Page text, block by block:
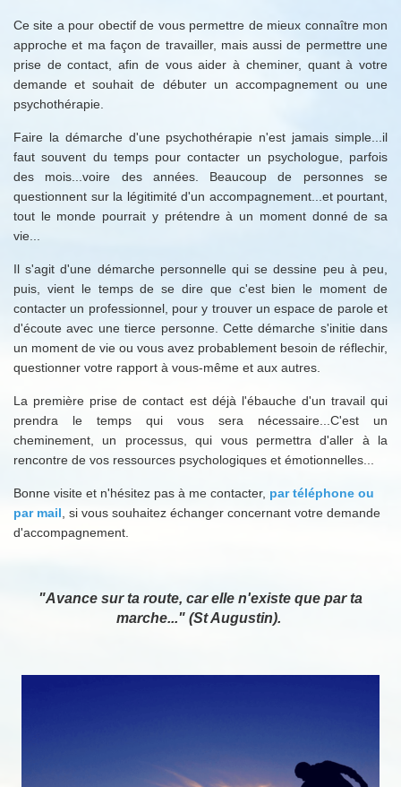
Ce site a pour obectif de vous permettre de mieux connaître mon
approche et ma façon de travailler, mais aussi de permettre une
prise de contact, afin de vous aider à cheminer, quant à votre
demande et souhait de débuter un accompagnement ou une
psychothérapie.
Faire la démarche d'une psychothérapie n'est jamais simple...il
faut souvent du temps pour contacter un psychologue, parfois
des mois...voire des années. Beaucoup de personnes se
questionnent sur la légitimité d'un accompagnement...et pourtant,
tout le monde pourrait y prétendre à un moment donné de sa
vie...
Il s'agit d'une démarche personnelle qui se dessine peu à peu,
puis, vient le temps de se dire que c'est bien le moment de
contacter un professionnel, pour y trouver un espace de parole et
d'écoute avec une tierce personne. Cette démarche s'initie dans
un moment de vie ou vous avez probablement besoin de réflechir,
questionner votre rapport à vous-même et aux autres.
La première prise de contact est déjà l'ébauche d'un travail qui
prendra le temps qui vous sera nécessaire... C'est un
cheminement, un processus, qui vous permettra d'aller à la
rencontre de vos ressources psychologiques et émotionnelles...
Bonne visite et n'hésitez pas à me contacter, par téléphone ou
par mail , si vous souhaitez échanger concernant votre demande
d'accompagnement.
"Avance sur ta route, car elle n'existe que par ta
marche..." (St Augustin).